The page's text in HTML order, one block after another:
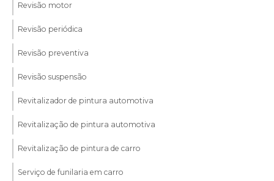
Revisão motor
Revisão periódica
Revisão preventiva
Revisão suspensão
Revitalizador de pintura automotiva
Revitalização de pintura automotiva
Revitalização de pintura de carro
Serviço de funilaria em carro